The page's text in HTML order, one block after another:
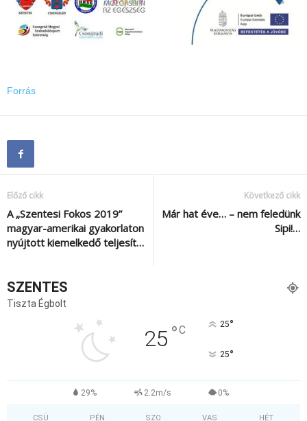
Forrás
Előző cikk
A „Szentesi Fokos 2019”
magyar-amerikai gyakorlaton
nyújtott kiemelkedő teljesít…
Következő cikk
Már hat éve… – nem feledünk
Sipi!…
SZENTES
Tiszta Égbolt
25 °C 25°
25°
29% 2.2m/s 0%
CSÜ PÉN SZO VAS HÉT